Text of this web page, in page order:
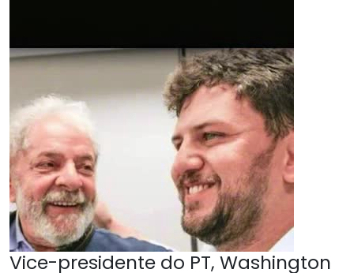
Vice-presidente do PT, Washington